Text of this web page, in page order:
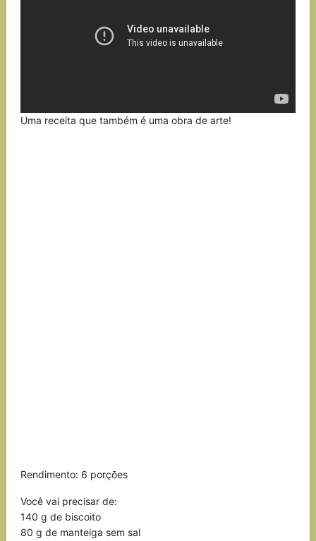
Uma receita que também é uma obra de arte!
Rendimento: 6 porções
Você vai precisar de:
140 g de biscoito
80 g de manteiga sem sal